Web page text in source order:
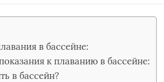
в бассейне:
к плаванию в бассейне:
в бассейн?